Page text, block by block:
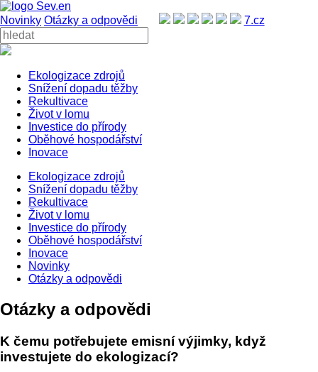
Novinky Otázky a odpovědi 7.cz
Ekologizace zdrojů
Snížení dopadu těžby
Rekultivace
Život v lomu
Investice do přírody
Oběhové hospodářství
Inovace
Ekologizace zdrojů
Snížení dopadu těžby
Rekultivace
Život v lomu
Investice do přírody
Oběhové hospodářství
Inovace
Novinky
Otázky a odpovědi
Otázky a odpovědi
K čemu potřebujete emisní výjimky, když
investujete do ekologizací?